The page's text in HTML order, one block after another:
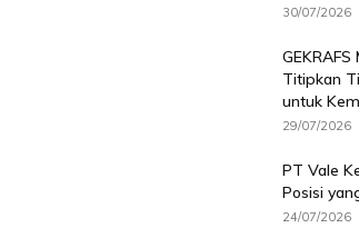
30/07/2026
Titipkan
untuk
29/07/2026
PT Vale
Posisi
24/07/2026